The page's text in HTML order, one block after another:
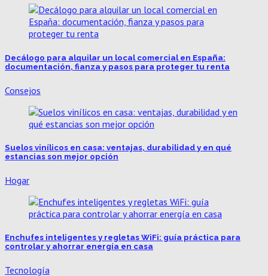
Decálogo para alquilar un local comercial en España:
documentación, fianza y pasos para proteger tu renta
Consejos
Suelos vinílicos en casa: ventajas, durabilidad y en qué
estancias son mejor opción
Hogar
Enchufes inteligentes y regletas WiFi: guía práctica para
controlar y ahorrar energía en casa
Tecnología